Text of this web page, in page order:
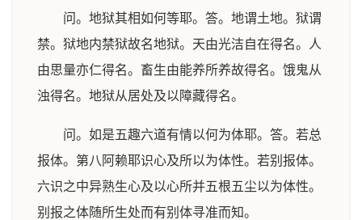
问。地狱其相如何等耶。答。地谓土地。狱谓
禁。狱地内禁狱故名地狱。天由光洁自在得名。人
由思量亦仁得名。畜生由能养所养故得名。饿鬼从
浊得名。地狱从居处及以障藏得名。
问。如是五趣六道有情以何为体耶。答。若总
报体。第八阿赖耶识心及所以为体性。若别报体。
六识之中异熟生心及以心所并五根五尘以为体性。
别报之体随所生处而有别体寻准而知。